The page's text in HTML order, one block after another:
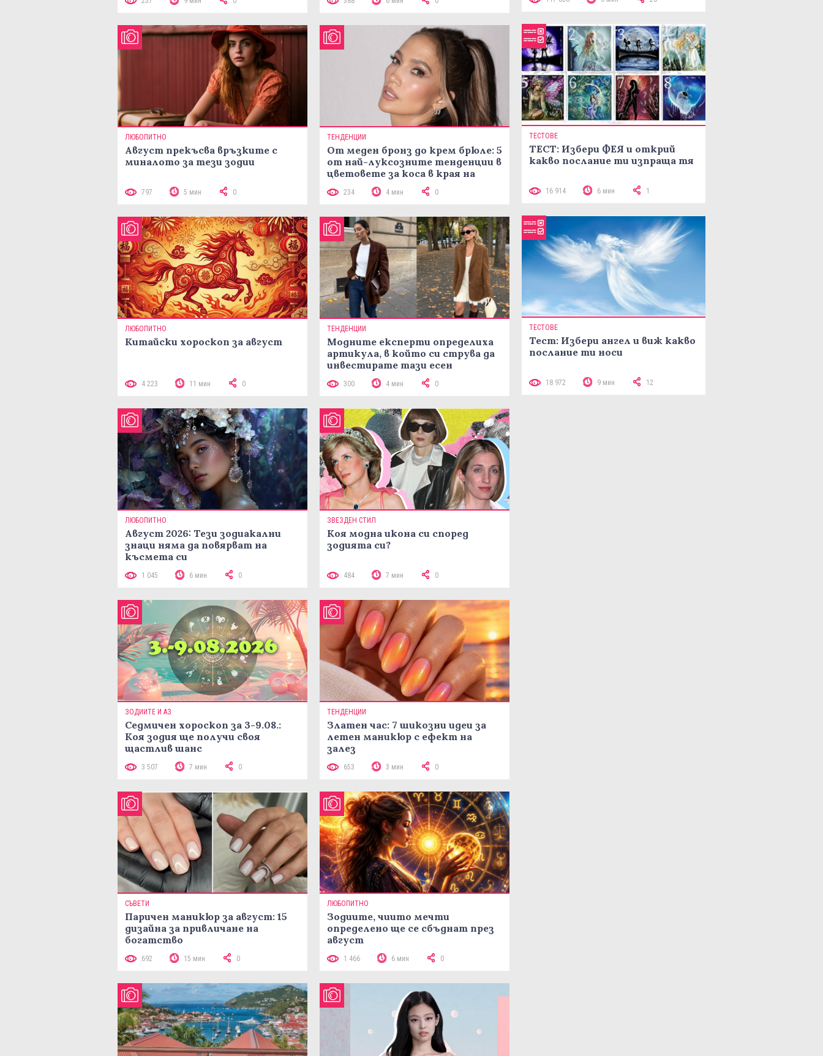
ЛЮБОПИТНО
Август прекъсва връзките с
миналото за тези зодии
797 5 мин 0
ТЕНДЕНЦИИ
От меден бронз до крем брюле: 5
от най-луксозните тенденции в
цветовете за коса в края на
234 4 мин 0
ЛЮБОПИТНО
Китайски хороскоп за август
4 223 11 мин 0
ТЕНДЕНЦИИ
Модните експерти определиха
артикула, в който си струва да
инвестирате тази есен
300 4 мин 0
ЛЮБОПИТНО
Август 2026: Тези зодиакални
знаци няма да повярват на
късмета си
1 045 6 мин 0
ЗВЕЗДЕН СТИЛ
Коя модна икона си според
зодията си?
484 7 мин 0
ЗОДИИТЕ И АЗ
Седмичен хороскоп за 3-9.08.:
Коя зодия ще получи своя
щастлив шанс
3 507 7 мин 0
ТЕНДЕНЦИИ
Златен час: 7 шикозни идеи за
летен маникюр с ефект на
залез
653 3 мин 0
СЪВЕТИ
Паричен маникюр за август: 15
дизайна за привличане на
богатство
692 15 мин 0
ЛЮБОПИТНО
Зодиите, чиито мечти
определено ще се сбъднат през
август
1 466 6 мин 0
ТЕСТОВЕ
ТЕСТ: Избери ФЕЯ и открий
какво послание ти изпраща тя
16 914 6 мин 1
ТЕСТОВЕ
Тест: Избери ангел и виж какво
послание ти носи
18 972 9 мин 12